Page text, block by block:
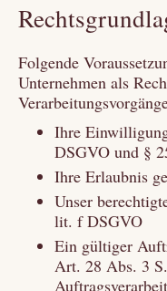
Folgende
Unternehmen als
Ihre
DSGVO und §
Ihre Erlaubnis
Unser
lit. f DSGVO
Ein gültiger
Art. 28 Abs. 3